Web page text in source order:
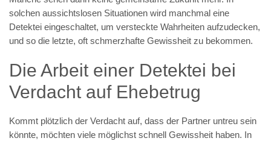
solchen aussichtslosen Situationen wird manchmal eine
Detektei eingeschaltet, um versteckte Wahrheiten aufzudecken,
und so die letzte, oft schmerzhafte Gewissheit zu bekommen.
Die Arbeit einer Detektei bei
Verdacht auf Ehebetrug
Kommt plötzlich der Verdacht auf, dass der Partner untreu sein
könnte, möchten viele möglichst schnell Gewissheit haben. In